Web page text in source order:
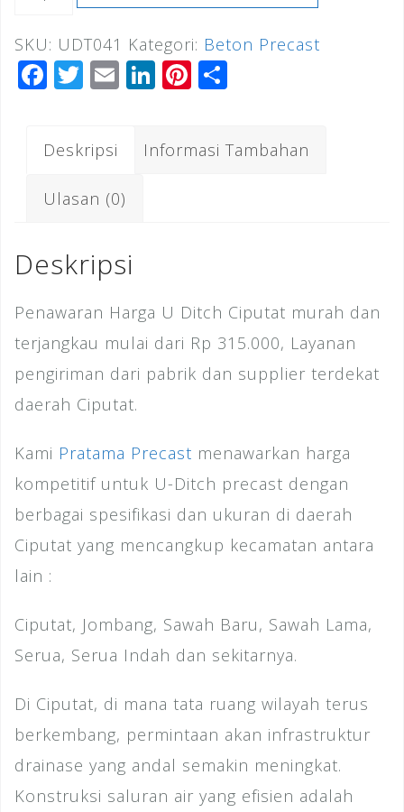
U
Ditch
SKU: UDT041 Kategori: Beton Precast
F
e
b
k
T
e
r
E Li
e
Pi
r e
Deskripsi Informasi Tambahan
Ulasan (0)
Deskripsi
Penawaran Harga U Ditch Ciputat murah dan
terjangkau mulai dari Rp 315.000, Layanan
pengiriman dari pabrik dan supplier terdekat
daerah Ciputat.
Kami Pratama Precast menawarkan harga
kompetitif untuk U-Ditch precast dengan
berbagai spesifikasi dan ukuran di daerah
Ciputat yang mencangkup kecamatan antara
lain :
Ciputat, Jombang, Sawah Baru, Sawah Lama,
Serua, Serua Indah dan sekitarnya.
Di Ciputat, di mana tata ruang wilayah terus
berkembang, permintaan akan infrastruktur
drainase yang andal semakin meningkat.
Konstruksi saluran air yang efisien adalah